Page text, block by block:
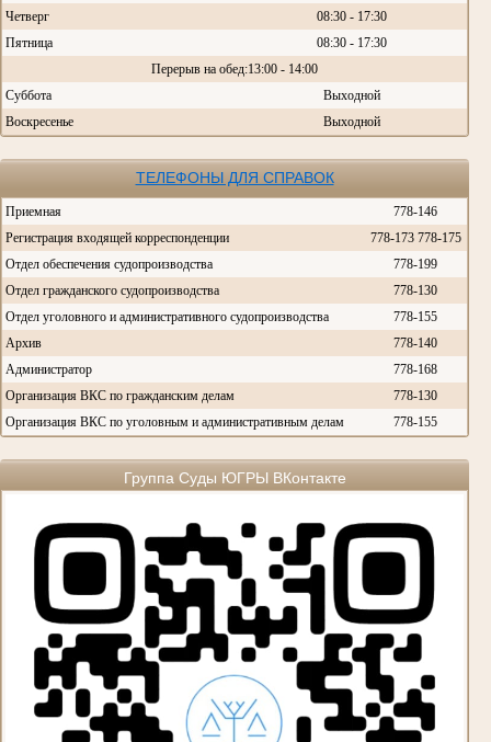
Четверг
08:30 - 17:30
Пятница
08:30 - 17:30
Перерыв на обед:13:00 - 14:00
Суббота
Выходной
Воскресенье
Выходной
ТЕЛЕФОНЫ ДЛЯ СПРАВОК
Приемная
778-146
Регистрация входящей корреспонденции
778-173 778-175
Отдел обеспечения судопроизводства
778-199
Отдел гражданского судопроизводства
778-130
Отдел уголовного и административного судопроизводства
778-155
Архив
778-140
Администратор
778-168
Организация ВКС по гражданским делам
778-130
Организация ВКС по уголовным и административным делам
778-155
Группа Суды ЮГРЫ ВКонтакте